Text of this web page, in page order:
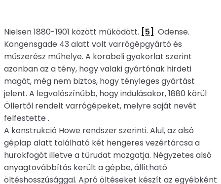
Nielsen 1880-1901 között működött. [5] Odense.
Kongensgade 43 alatt volt varrógépgyártó és
műszerész műhelye. A korabeli gyakorlat szerint
azonban az a tény, hogy valaki gyártónak hirdeti
magát, még nem biztos, hogy tényleges gyártást
jelent. A legvalószínűbb, hogy indulásakor, 1880 körül
Öllertől rendelt varrógépeket, melyre saját nevét
felfestette .
A konstrukció Howe rendszer szerinti. Alul, az alsó
géplap alatt található két hengeres vezértárcsa a
hurokfogót illetve a tűrudat mozgatja. Négyzetes alsó
anyagtovábbítás került a gépbe, állítható
öltéshosszúsággal. Apró öltéseket készít az egyébként